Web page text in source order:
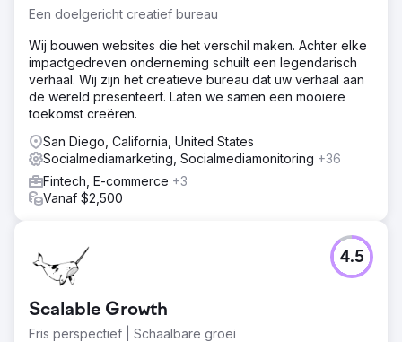
Een doelgericht creatief bureau
Wij bouwen websites die het verschil maken. Achter elke
impactgedreven onderneming schuilt een legendarisch
verhaal. Wij zijn het creatieve bureau dat uw verhaal aan
de wereld presenteert. Laten we samen een mooiere
toekomst creëren.
San Diego, California, United States
Socialmediamarketing, Socialmediamonitoring +36
Fintech, E-commerce +3
Vanaf $2,500
Scalable Growth
Fris perspectief | Schaalbare groei
4.5